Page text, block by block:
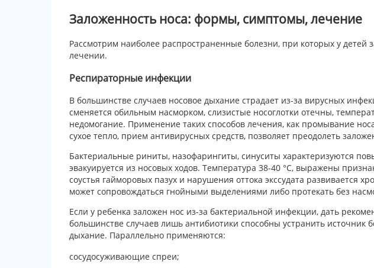
Заложенность носа: формы, симптомы, лечение
Рассмотрим наиболее распространенные болезни, при которых у детей
лечении.
Респираторные инфекции
В большинстве случаев носовое дыхание страдает из-за вирусных
сменяется обильным насморком, слизистые носоглотки отечны,
недомогание. Применение таких способов лечения, как промывание
сухое тепло, прием антивирусных средств, позволяет преодолеть
Бактериальные риниты, назофарингиты, синуситы характеризуются
эвакуируется из носовых ходов. Температура 38-40 °С, выражены
соустья гайморовых пазух и нарушения оттока экссудата развивается
может сопровождаться гнойными выделениями либо протекать без
Если у ребенка заложен нос из-за бактериальной инфекции, дать
большинстве случаев лишь антибиотики способны устранить источник
дыхание. Параллельно применяются:
сосудосуживающие спреи;